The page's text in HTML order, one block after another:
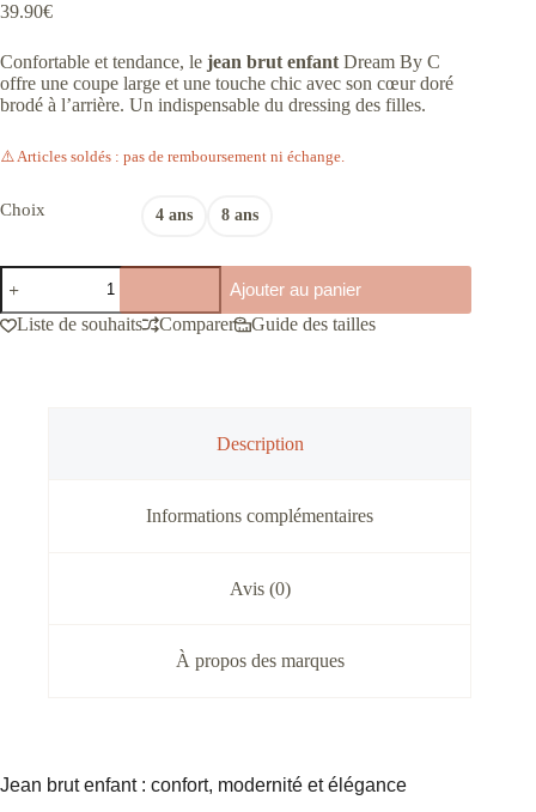
39.90€
Confortable et tendance, le jean brut enfant Dream By C
offre une coupe large et une touche chic avec son cœur doré
brodé à l’arrière. Un indispensable du dressing des filles.
⚠️ Articles soldés : pas de remboursement ni échange.
Choix 4 ans 8 ans
quantité
de
Jean
brut
Ajouter au panier
Liste de souhaits
Comparer Guide des tailles
Description
Informations complémentaires
Avis (0)
À propos des marques
Jean brut enfant : confort, modernité et élégance